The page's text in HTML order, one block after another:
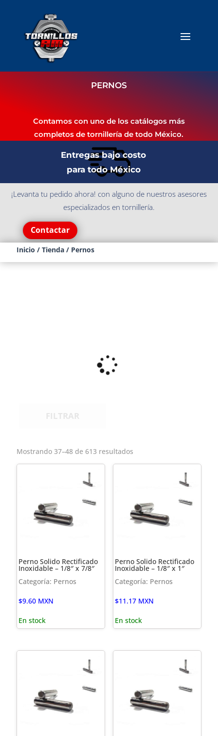
PERNOS
Contamos con uno de los catálogos más
completos de tornillería de todo México.
Entregas bajo costo
para todo México
¡Levanta tu pedido ahora! con alguno de nuestros asesores
especializados en tornillería.
Contactar
Inicio / Tienda/ Pernos
Mostrando 37–48 de 613 resultados
Perno Solido Rectificado
Inoxidable – 1/8″ x 7/8″
Categoría: Pernos
$9.60 MXN
En stock
Perno Solido Rectificado
Inoxidable – 1/8″ x 1″
Categoría: Pernos
$11.17 MXN
En stock